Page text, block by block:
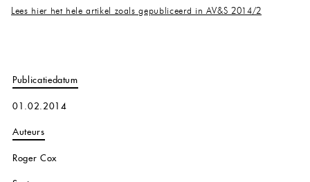
Lees hier het hele artikel zoals gepubliceerd in AV&S 2014/2
Publicatiedatum
01.02.2014
Auteurs
Roger Cox